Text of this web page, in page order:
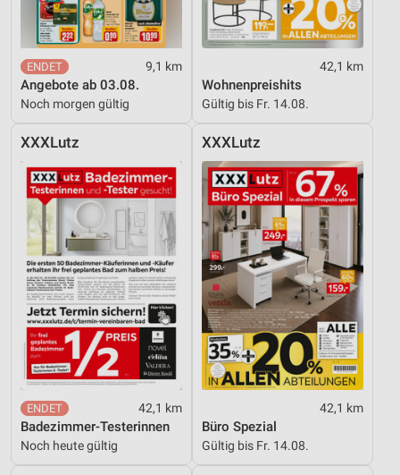
9,1 km
Angebote ab 03.08.
Noch morgen gültig
42,1 km
Wohnenpreishits
Gültig bis Fr. 14.08.
XXXLutz
42,1 km
Badezimmer-Testerinnen
Noch heute gültig
XXXLutz
42,1 km
Büro Spezial
Gültig bis Fr. 14.08.